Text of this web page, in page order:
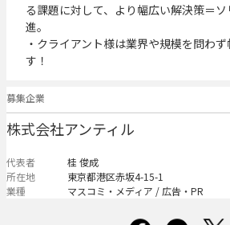
る課題に対して、より幅広い解決策＝
進。
・クライアント様は業界や規模を問わ
す！
募集企業
株式会社アンティル
代表者
桂 俊成
所在地
東京都港区赤坂4-15-1
業種
マスコミ・メディア / 広告・PR